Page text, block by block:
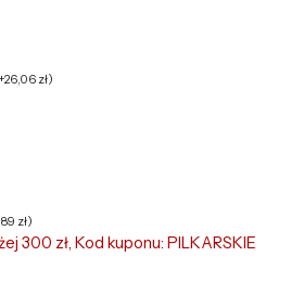
+26,06 zł)
zł)
300 zł, Kod kuponu: PILKARSKIE